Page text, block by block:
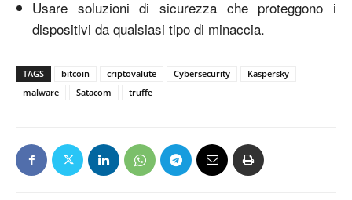
Usare soluzioni di sicurezza che proteggono i
dispositivi da qualsiasi tipo di minaccia.
TAGS bitcoin criptovalute Cybersecurity
Kaspersky
malware
Satacom truffe